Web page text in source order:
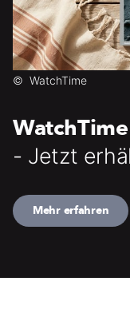
© WatchTime
- Jetzt
Mehr erfahren